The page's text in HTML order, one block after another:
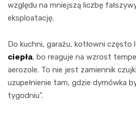
względu na mniejszą liczbę
eksploatację.
Do kuchni, garażu, kotłowni często
ciepła, bo reaguje na wzrost
aerozole. To nie jest zamiennik
uzupełnienie tam, gdzie dymówka
tygodniu”.